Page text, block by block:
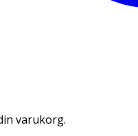
varukorg.